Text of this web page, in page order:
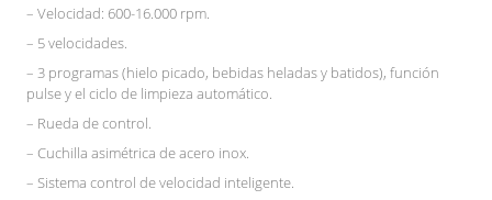
– Velocidad: 600-16.000 rpm.
– 5 velocidades.
– 3 programas (hielo picado, bebidas heladas y batidos), función
pulse y el ciclo de limpieza automático.
– Rueda de control.
– Cuchilla asimétrica de acero inox.
– Sistema control de velocidad inteligente.